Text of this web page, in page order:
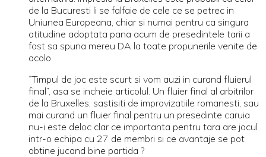
de la Bucuresti li se falfaie de cele ce se petrec in
Uniunea Europeana, chiar si numai pentru ca singura
atitudine adoptata pana acum de presedintele tarii a
fost sa spuna mereu DA la toate propunerile venite de
acolo.
“Timpul de joc este scurt si vom auzi in curand fluierul
final”, asa se incheie articolul. Un fluier final al arbitrilor
de la Bruxelles, sastisiti de improvizatiile romanesti, sau
mai curand un fluier final pentru un presedinte caruia
nu-i este deloc clar ce importanta pentru tara are jocul
intr-o echipa cu 27 de membri si ce avantaje se pot
obtine jucand bine partida ?